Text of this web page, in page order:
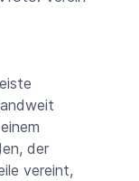
der
vereint,